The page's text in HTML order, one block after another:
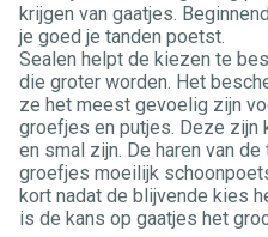
krijgen van gaatjes.
je goed je tanden poetst.
Sealen helpt de kiezen te
die groter worden. Het
ze het meest gevoelig zijn
groefjes en putjes. Deze zijn
en smal zijn. De haren van
groefjes moeilijk
kort nadat de blijvende kies
is de kans op gaatjes het